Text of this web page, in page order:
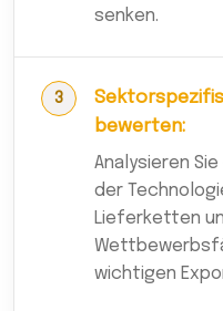
senken.
bewerten:
Analysieren
der
Lieferketten
wichtigen